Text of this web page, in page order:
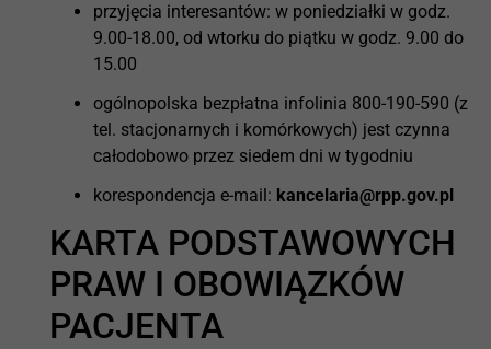
przyjęcia interesantów: w poniedziałki w godz.
9.00-18.00, od wtorku do piątku w godz. 9.00 do
15.00
ogólnopolska bezpłatna infolinia 800-190-590 (z
tel. stacjonarnych i komórkowych) jest czynna
całodobowo przez siedem dni w tygodniu
korespondencja e-mail: kancelaria@rpp.gov.pl
KARTA PODSTAWOWYCH
PRAW I OBOWIĄZKÓW
PACJENTA